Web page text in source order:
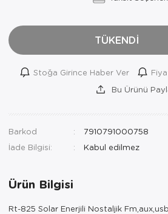
TÜKENDİ
Stoğa Girince Haber Ver
Bu Ürünü
Barkod
7910791000758
İade Bilgisi:
Ürün Bilgisi
Rt-825 Solar Enerjili Nostaljik